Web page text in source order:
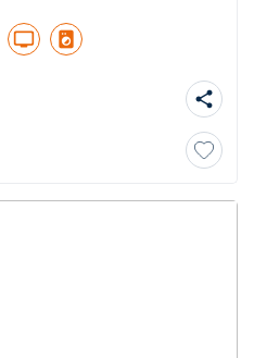
tv local_laundry_service
share